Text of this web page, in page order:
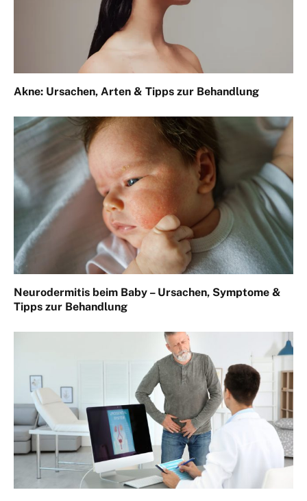
Akne: Ursachen, Arten & Tipps zur Behandlung
Neurodermitis beim Baby – Ursachen, Symptome &
Tipps zur Behandlung